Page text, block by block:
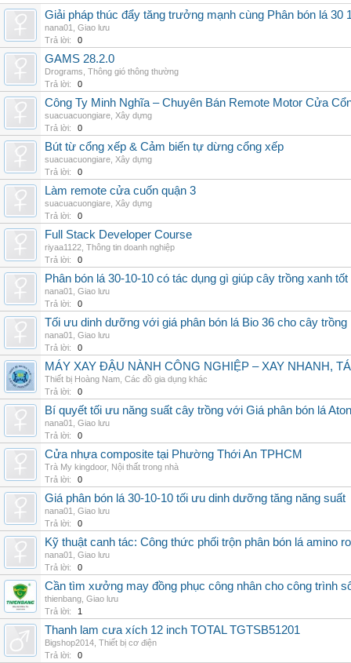
Giải pháp thúc đẩy tăng trưởng mạnh cùng Phân bón lá 30
nana01
Giao lưu
Trả lời:
0
GAMS 28.2.0
Drograms Thông gió thông thường
Trả lời:
0
Công Ty Minh Nghĩa – Chuyên Bán Remote Motor Cửa
suacuacuongiare Xây dựng
Trả lời:
0
Bút từ cổng xếp & Cảm biến tự dừng cổng xếp
suacuacuongiare Xây dựng
Trả lời:
0
Làm remote cửa cuốn quận 3
suacuacuongiare Xây dựng
Trả lời:
0
Full Stack Developer Course
riyaa1122 Thông tin doanh nghiệp
Trả lời:
0
Phân bón lá 30-10-10 có tác dụng gì giúp cây trồng xanh tốt
nana01
Giao lưu
Trả lời:
0
Tối ưu dinh dưỡng với giá phân bón lá Bio 36 cho cây trồng
nana01
Giao lưu
Trả lời:
0
MÁY XAY ĐẬU NÀNH CÔNG NGHIỆP – XAY NHANH,
Thiết bị Hoàng Nam Các đồ gia dụng khác
Trả lời:
0
Bí quyết tối ưu năng suất cây trồng với Giá phân bón lá
nana01
Giao lưu
Trả lời:
0
Cửa nhựa composite tại Phường Thới An TPHCM
Trà My kingdoor, Nội thất trong nhà
Trả lời:
0
Giá phân bón lá 30-10-10 tối ưu dinh dưỡng tăng năng suất
nana01
Giao lưu
Trả lời:
0
Kỹ thuật canh tác: Công thức phối trộn phân bón lá amino
nana01
Giao lưu
Trả lời:
0
Cần tìm xưởng may đồng phục công nhân cho công trình
thienbang Giao lưu
Trả lời:
1
Thanh lam cưa xích 12 inch TOTAL TGTSB51201
Bigshop2014 Thiết bị cơ điện
Trả lời:
0